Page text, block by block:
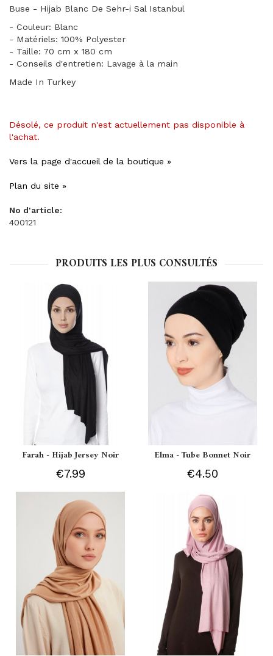
Buse - Hijab Blanc De Sehr-i Sal Istanbul
- Couleur: Blanc
- Matériels: 100% Polyester
- Taille: 70 cm x 180 cm
- Conseils d'entretien: Lavage à la main
Made In Turkey
Désolé, ce produit n'est actuellement pas disponible à
l'achat.
Vers la page d'accueil de la boutique »
Plan du site »
No d'article:
400121
PRODUITS LES PLUS CONSULTÉS
Farah - Hijab Jersey Noir
€7.99
Elma - Tube Bonnet Noir
€4.50